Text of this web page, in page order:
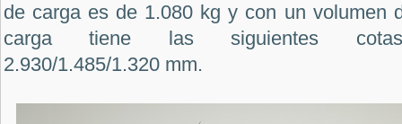
de carga es de 1.080 kg y con un volumen
carga tiene las siguientes cotas
2.930/1.485/1.320 mm.